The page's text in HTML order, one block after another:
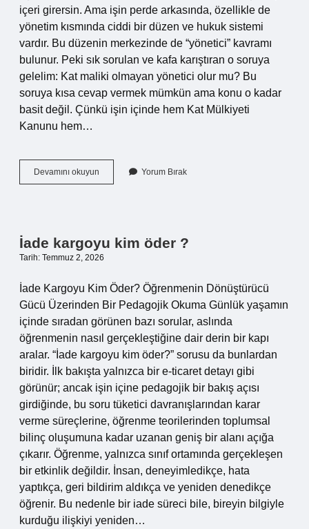
içeri girersin. Ama işin perde arkasında, özellikle de
yönetim kısmında ciddi bir düzen ve hukuk sistemi
vardır. Bu düzenin merkezinde de “yönetici” kavramı
bulunur. Peki sık sorulan ve kafa karıştıran o soruya
gelelim: Kat maliki olmayan yönetici olur mu? Bu
soruya kısa cevap vermek mümkün ama konu o kadar
basit değil. Çünkü işin içinde hem Kat Mülkiyeti
Kanunu hem…
Devamını okuyun
maliki
?
Yorum Bırak
İade kargoyu kim öder ?
Tarih: Temmuz 2, 2026
İade Kargoyu Kim Öder? Öğrenmenin Dönüştürücü
Gücü Üzerinden Bir Pedagojik Okuma Günlük yaşamın
içinde sıradan görünen bazı sorular, aslında
öğrenmenin nasıl gerçekleştiğine dair derin bir kapı
aralar. “İade kargoyu kim öder?” sorusu da bunlardan
biridir. İlk bakışta yalnızca bir e-ticaret detayı gibi
görünür; ancak işin içine pedagojik bir bakış açısı
girdiğinde, bu soru tüketici davranışlarından karar
verme süreçlerine, öğrenme teorilerinden toplumsal
bilinç oluşumuna kadar uzanan geniş bir alanı açığa
çıkarır. Öğrenme, yalnızca sınıf ortamında gerçekleşen
bir etkinlik değildir. İnsan, deneyimledikçe, hata
yaptıkça, geri bildirim aldıkça ve yeniden denedikçe
öğrenir. Bu nedenle bir iade süreci bile, bireyin bilgiyle
kurduğu ilişkiyi yeniden…